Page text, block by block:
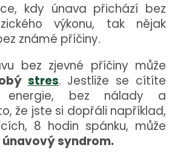
kdy únava přichází bez
výkonu, tak nějak
známé příčiny.
bez zjevné příčiny může
stres. Jestliže se cítíte
energie, bez nálady a
že jste si dopřáli například,
8 hodin spánku, může
syndrom.